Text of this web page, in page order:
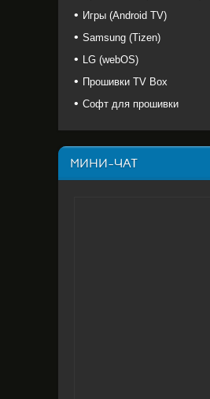
Игры (Android TV)
Samsung (Tizen)
LG (webOS)
Прошивки TV Box
Софт для прошивки
МИНИ-ЧАТ